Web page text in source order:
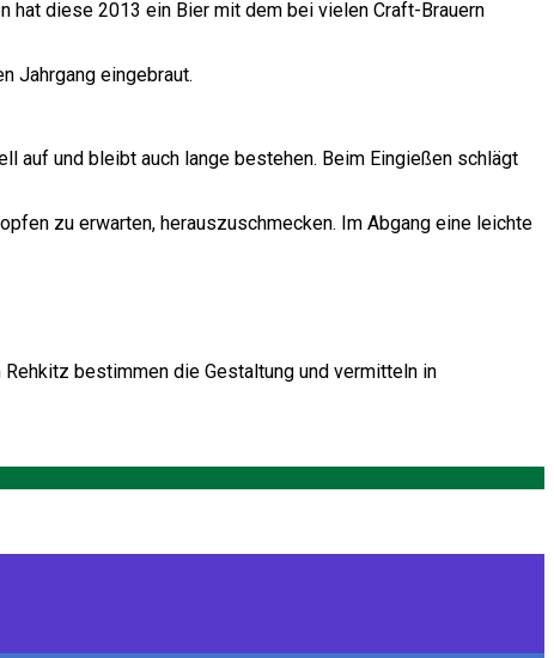
hat diese 2013 ein Bier mit dem bei vielen Craft-Brauern
Jahrgang eingebraut.
auf und bleibt auch lange bestehen. Beim Eingießen schlägt
zu erwarten, herauszuschmecken. Im Abgang eine leichte
bestimmen die Gestaltung und vermitteln in